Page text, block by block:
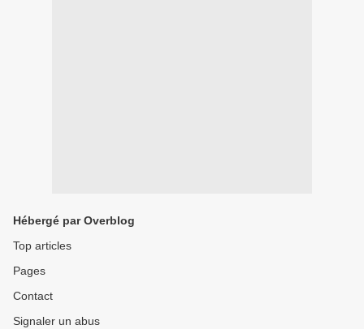
Hébergé par Overblog
Top articles
Pages
Contact
Signaler un abus